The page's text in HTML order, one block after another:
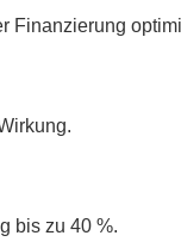
Finanzierung
bis zu 40 %.